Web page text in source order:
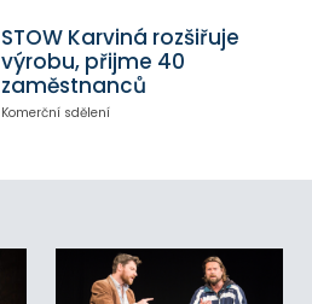
STOW Karviná rozšiřuje
výrobu, přijme 40
zaměstnanců
Komerční sdělení